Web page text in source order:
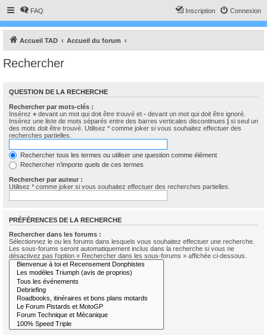
FAQ Connexion
Inscription
Accueil TAD Accueil du forum
Rechercher
QUESTION DE LA RECHERCHE
Rechercher par mots-clés :
Insérez + devant un mot qui doit être trouvé et - devant un mot qui doit être ignoré.
Insérez une liste de mots séparés entre des barres verticales discontinues | si seul un
des mots doit être trouvé. Utilisez * comme joker si vous souhaitez effectuer des
recherches partielles.
Rechercher tous les termes ou utiliser une question comme élément
Rechercher n’importe quels de ces termes
Rechercher par auteur :
Utilisez * comme joker si vous souhaitez effectuer des recherches partielles.
PRÉFÉRENCES DE LA RECHERCHE
Rechercher dans les forums :
Sélectionnez le ou les forums dans lesquels vous souhaitez effectuer une recherche.
Les sous-forums seront automatiquement inclus dans la recherche si vous ne
désactivez pas l’option « Rechercher dans les sous-forums » affichée ci-dessous.